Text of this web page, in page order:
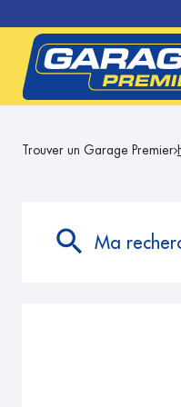
Trouver un Garage Premier
Ma